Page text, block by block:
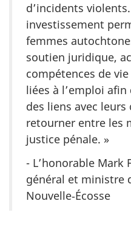
d’incidents
investissement
femmes
soutien juridique,
compétences de
liées à l’emploi
des liens avec
retourner entre les
justice pénale. »
- L’honorable Mark
général et ministre
Nouvelle‑Écosse